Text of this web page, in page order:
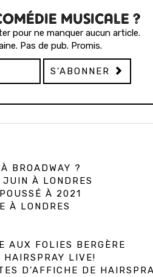
MUSICALE ?
pour ne manquer aucun article.
Pas de pub. Promis.
S'ABONNER
BROADWAY ?
JUIN À LONDRES
À 2021
À LONDRES
AUX FOLIES BERGÈRE
HAIRSPRAY LIVE!
D’AFFICHE DE